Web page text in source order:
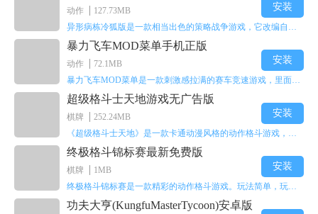
和平精英iPad最稳灵敏度设置方法分享-游戏介绍
《和平精英》作为光子工作室群潜心研发的游戏，制作团队发挥
在射击、战术竞技等游戏品类中积累的技术经验，为玩家构建了一个
百人同场竞技的游戏世界。游戏十分注重玩家的沉浸式体验，游戏在
道具方面也进行逼真的模拟设计。
以上就是APK8小编带来的
和平精英iPad最稳灵敏度设置方法讲解
的全部内容了，希望对大家有所帮助。更多和平精英手游攻略请关注
APK8安卓网!
动作
127.73MB
安装
暴力飞车MOD菜单手机正版
动作
72.1MB
安装
超级格斗士天地游戏无广告版
棋牌
252.24MB
安装
终极格斗锦标赛最新免费版
棋牌
1MB
安装
功夫大亨(KungfuMasterTycoon)安卓版